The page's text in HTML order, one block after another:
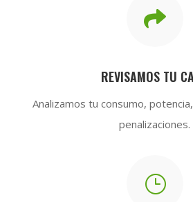

REVISAMOS TU
Analizamos tu consumo,
penalizaciones.
}